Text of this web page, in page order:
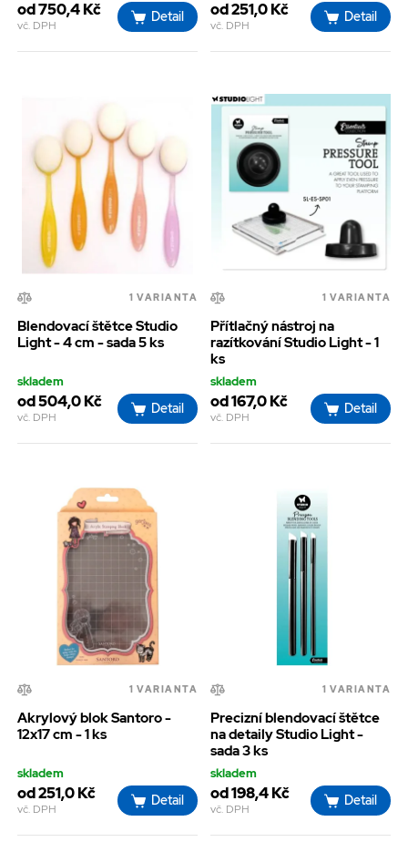
od 750,4 Kč
vč. DPH
Detail od 251,0 Kč
vč. DPH
Detail
1 VARIANTA
Blendovací štětce Studio
Light - 4 cm - sada 5 ks
skladem
od 504,0 Kč
vč. DPH
Detail
1 VARIANTA
Přítlačný nástroj na
razítkování Studio Light - 1
ks
skladem
od 167,0 Kč
vč. DPH
Detail
1 VARIANTA
Akrylový blok Santoro -
12x17 cm - 1 ks
skladem
od 251,0 Kč
vč. DPH
Detail
1 VARIANTA
Precizní blendovací štětce
na detaily Studio Light -
sada 3 ks
skladem
od 198,4 Kč
vč. DPH
Detail